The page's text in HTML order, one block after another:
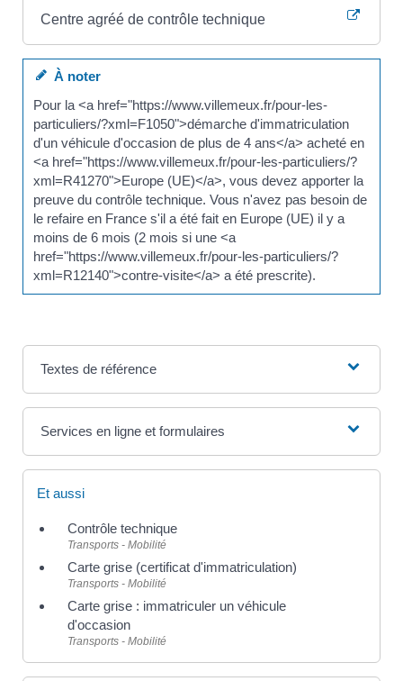
Centre agréé de contrôle technique
À noter
Pour la <a href="https://www.villemeux.fr/pour-les-
particuliers/?xml=F1050">démarche d'immatriculation
d'un véhicule d'occasion de plus de 4 ans</a> acheté en
<a href="https://www.villemeux.fr/pour-les-particuliers/?
xml=R41270">Europe (UE)</a>, vous devez apporter la
preuve du contrôle technique. Vous n'avez pas besoin de
le refaire en France s'il a été fait en Europe (UE) il y a
moins de 6 mois (2 mois si une <a
href="https://www.villemeux.fr/pour-les-particuliers/?
xml=R12140">contre-visite</a> a été prescrite).
Textes de référence
Services en ligne et formulaires
Et aussi
Contrôle technique
Transports - Mobilité
Carte grise (certificat d'immatriculation)
Transports - Mobilité
Carte grise : immatriculer un véhicule
d'occasion
Transports - Mobilité